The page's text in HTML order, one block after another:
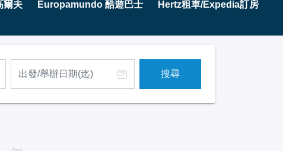
爾夫 Europamundo 酷遊巴士 Hertz租車/Expedia訂房
搜尋